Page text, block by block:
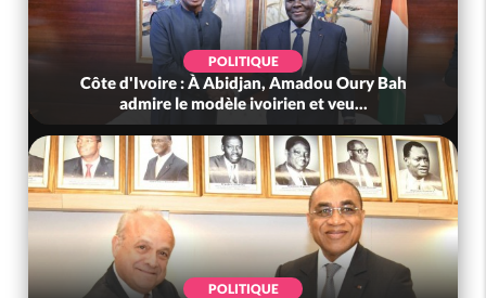
POLITIQUE
Côte d'Ivoire : À Abidjan, Amadou Oury Bah
admire le modèle ivoirien et veu...
POLITIQUE